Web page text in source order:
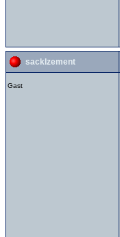
sacklzement
Gast